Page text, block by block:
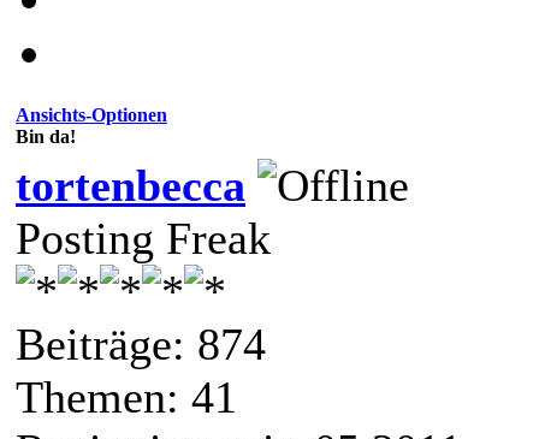
Ansichts-Optionen
Bin da!
tortenbecca
Posting Freak
Beiträge: 874
Themen: 41